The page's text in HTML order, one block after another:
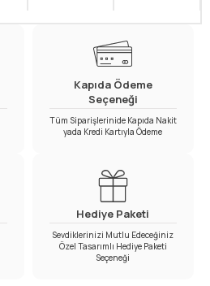
Kapıda Ödeme
Seçeneği
Tüm Siparişlerinide Kapıda Nakit
yada Kredi Kartıyla Ödeme
Hediye Paketi
Sevdiklerinizi Mutlu Edeceğiniz
Özel Tasarımlı Hediye Paketi
Seçeneği